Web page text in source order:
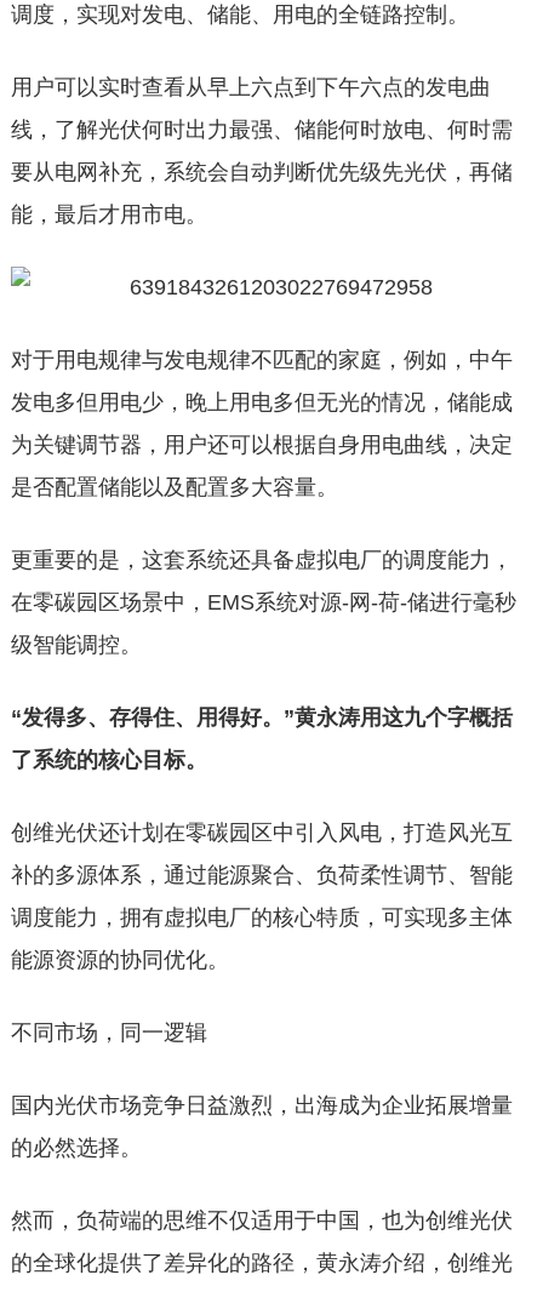
调度，实现对发电、储能、用电的全链路控制。
用户可以实时查看从早上六点到下午六点的发电曲
线，了解光伏何时出力最强、储能何时放电、何时需
要从电网补充，系统会自动判断优先级先光伏，再储
能，最后才用市电。
对于用电规律与发电规律不匹配的家庭，例如，中午
发电多但用电少，晚上用电多但无光的情况，储能成
为关键调节器，用户还可以根据自身用电曲线，决定
是否配置储能以及配置多大容量。
更重要的是，这套系统还具备虚拟电厂的调度能力，
在零碳园区场景中，EMS系统对源-网-荷-储进行毫秒
级智能调控。
“发得多、存得住、用得好。”黄永涛用这九个字概括
了系统的核心目标。
创维光伏还计划在零碳园区中引入风电，打造风光互
补的多源体系，通过能源聚合、负荷柔性调节、智能
调度能力，拥有虚拟电厂的核心特质，可实现多主体
能源资源的协同优化。
不同市场，同一逻辑
国内光伏市场竞争日益激烈，出海成为企业拓展增量
的必然选择。
然而，负荷端的思维不仅适用于中国，也为创维光伏
的全球化提供了差异化的路径，黄永涛介绍，创维光